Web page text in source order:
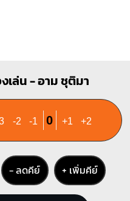
เล่น - อาม ชุติมา
-2 -1 0 +1 +2
− ลดคีย์ + เพิ่มคีย์